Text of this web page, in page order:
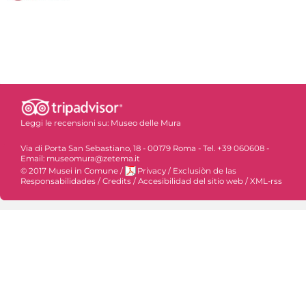
Leggi le recensioni su: Museo delle Mura
Via di Porta San Sebastiano, 18 - 00179 Roma - Tel. +39 060608 -
Email: museomura@zetema.it
© 2017 Musei in Comune / Privacy / Exclusiòn de las
Responsabilidades /Credits /Accesibilidad del sitio web /XML-rss